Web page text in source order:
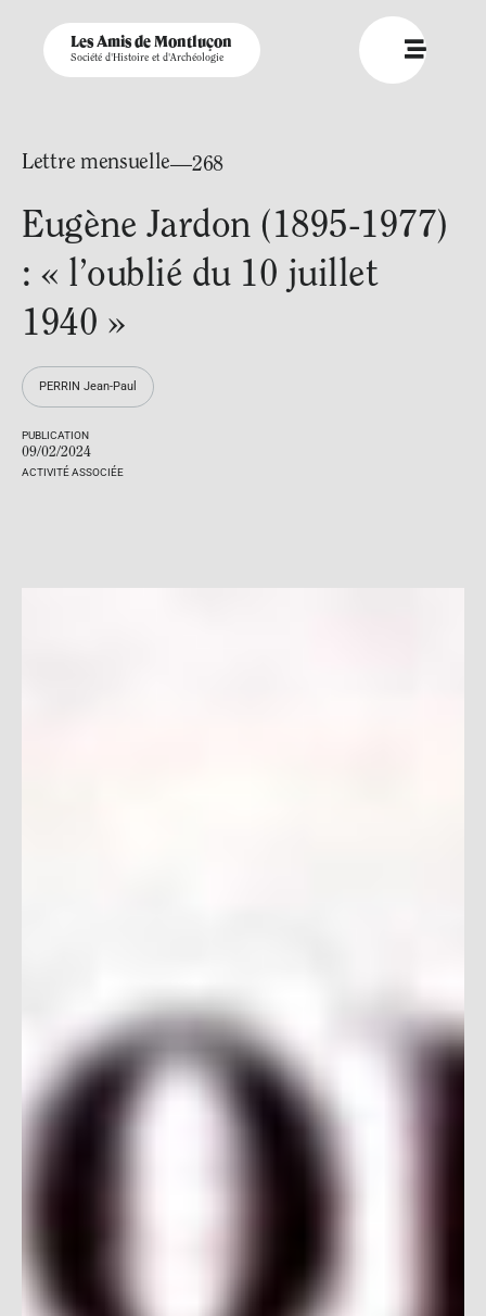
Les Amis de Montluçon
Société d'Histoire et d'Archéologie
Lettre mensuelle—268
Eugène Jardon (1895-1977)
: « l’oublié du 10 juillet
1940 »
PUBLICATION
09/02/2024
ACTIVITÉ ASSOCIÉE
PERRIN Jean-Paul